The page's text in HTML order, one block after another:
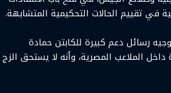
في تقييم الحالات التحكيمية المتشابهة.
رسائل دعم كبيرة للكابتن حمادة
الملاعب المصرية، وأنه لا يستحق الزج